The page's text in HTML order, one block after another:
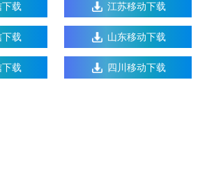
下载 江苏移动下载
载 山东移动下载
载 四川移动下载